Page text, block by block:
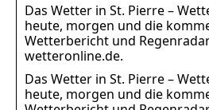
Das Wetter in St. Pierre –
heute, morgen und die
Wetterbericht und
wetteronline.de.
Das Wetter in St. Pierre –
heute, morgen und die